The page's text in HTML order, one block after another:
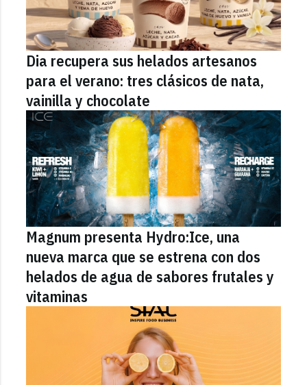
Dia recupera sus helados artesanos
para el verano: tres clásicos de nata,
vainilla y chocolate
Magnum presenta Hydro:Ice, una
nueva marca que se estrena con dos
helados de agua de sabores frutales y
vitaminas